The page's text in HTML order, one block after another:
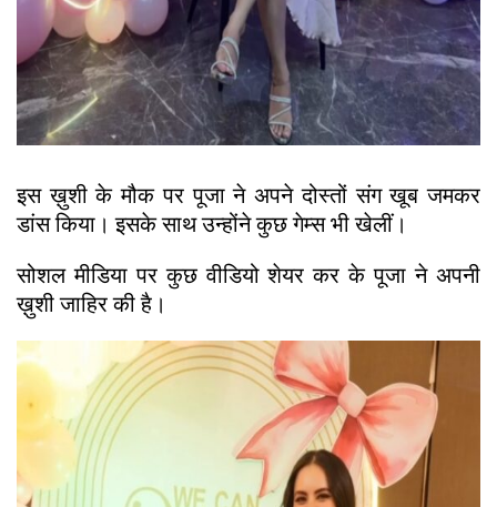
इस ख़ुशी के मौक पर पूजा ने अपने दोस्तों संग खूब जमकर
डांस किया। इसके साथ उन्होंने कुछ गेम्स भी खेलीं।
सोशल मीडिया पर कुछ वीडियो शेयर कर के पूजा ने अपनी
ख़ुशी जाहिर की है।